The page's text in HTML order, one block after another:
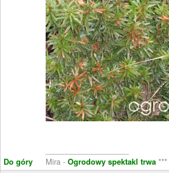
Do góry
Mira - Ogrodowy spektakl trwa ***